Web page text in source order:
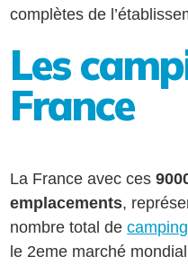
complètes de
Les
France
La France avec ces
emplacements,
nombre total de
le 2eme marché